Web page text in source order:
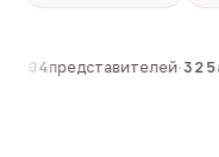
804представителей·325